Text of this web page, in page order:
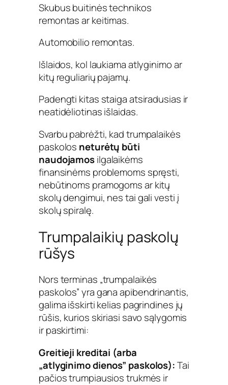
Skubus buitinės technikos
remontas ar keitimas.
Automobilio remontas.
Išlaidos, kol laukiama atlyginimo ar
kitų reguliarių pajamų.
Padengti kitas staiga atsiradusias ir
neatidėliotinas išlaidas.
Svarbu pabrėžti, kad trumpalaikės
paskolos neturėtų būti
naudojamosilgalaikėms
finansinėms problemoms spręsti,
nebūtinoms pramogoms ar kitų
skolų dengimui, nes tai gali vesti į
skolų spiralę.
Trumpalaikių paskolų
rūšys
Nors terminas „trumpalaikės
paskolos” yra gana apibendrinantis,
galima išskirti kelias pagrindines jų
rūšis, kurios skiriasi savo sąlygomis
ir paskirtimi:
Greitieji kreditai (arba
„atlyginimo dienos” paskolos):Tai
pačios trumpiausios trukmės ir